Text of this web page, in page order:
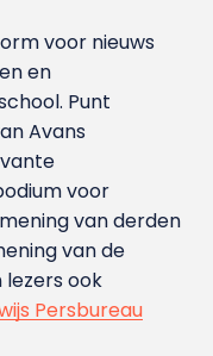
voor nieuws
en
Punt
Avans
voor
van derden
van de
ook
Persbureau